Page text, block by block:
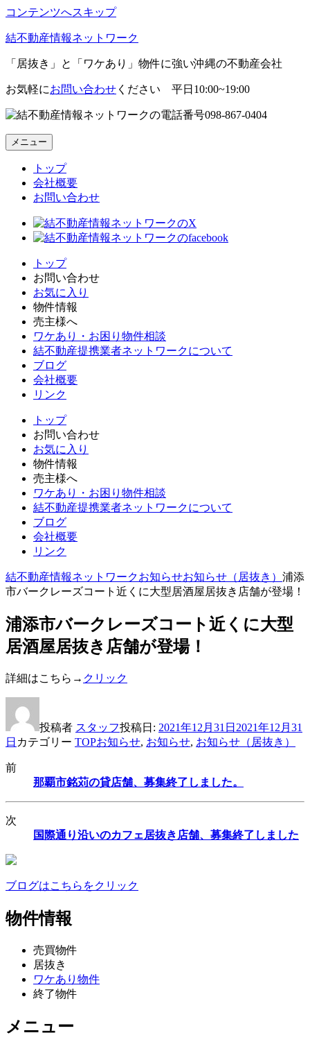
コンテンツへスキップ
結不動産情報ネットワーク
「居抜き」と「ワケあり」物件に強い沖縄の不動産会社
お気軽にお問い合わせ ください 平日10:00~19:00
098-867-0404
メニュー
トップ
会社概要
お問い合わせ
トップ
お問い合わせ
お気に入り
物件情報
売主様へ
ワケあり・お困り物件相談
結不動産提携業者ネットワークについて
ブログ
会社概要
リンク
トップ
お問い合わせ
お気に入り
物件情報
売主様へ
ワケあり・お困り物件相談
結不動産提携業者ネットワークについて
ブログ
会社概要
リンク
結不動産情報ネットワークお知らせお知らせ（居抜き） 浦添
市バークレーズコート近くに大型居酒屋居抜き店舗が登場！
浦添市バークレーズコート近くに大型
居酒屋居抜き店舗が登場！
詳細はこちら→ クリック
投稿者 スタッフ投稿日: 2021年12月31日 2021年12月31
日 カテゴリー TOPお知らせ, お知らせ, お知らせ（居抜き）
前
那覇市銘苅の貸店舗、募集終了しました。
次
国際通り沿いのカフェ居抜き店舗、募集終了しました
ブログはこちらをクリック
物件情報
売買物件
居抜き
ワケあり物件
終了物件
メニュー